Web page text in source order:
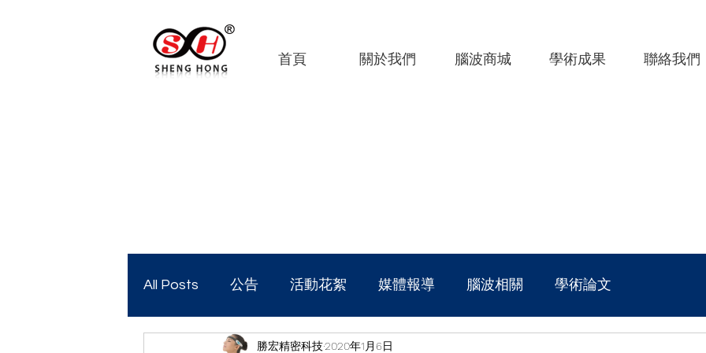
首頁 關於我們 腦波商城 學術成果 聯絡我們
All Posts 公告 活動花絮 媒體報導 腦波相關 學術論文
勝宏精密科技2020年1月6日